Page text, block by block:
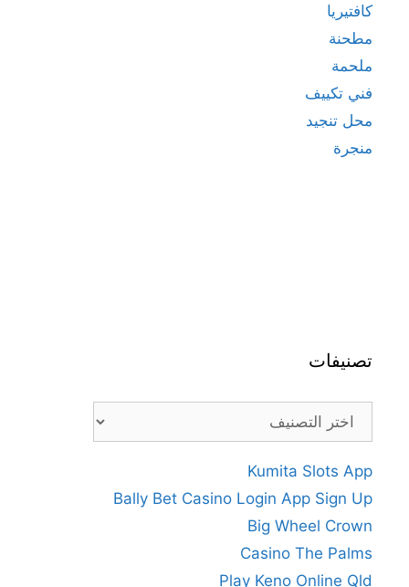
كافتيريا
مطحنة
ملحمة
فني تكييف
محل تنجيد
منجرة
تصنيفات
تصنيفات
Kumita Slots App
Bally Bet Casino Login App Sign Up
Big Wheel Crown
Casino The Palms
Play Keno Online Qld